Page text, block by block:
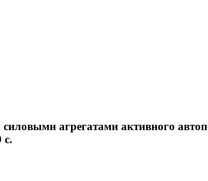
агрегатами активного
с.